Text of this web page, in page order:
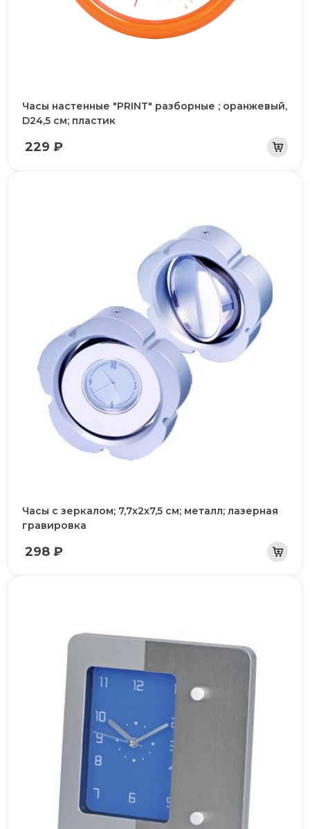
Часы настенные "PRINT" разборные ; оранжевый,
D24,5 см; пластик
229 ₽
Часы с зеркалом; 7,7х2х7,5 см; металл; лазерная
гравировка
298 ₽